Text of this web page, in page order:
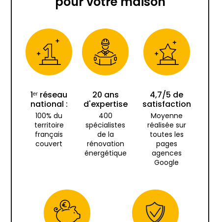
1ᵉʳ réseau
national :
100% du
territoire
français
couvert
20 ans
d'expertise
400
spécialistes
de la
rénovation
énergétique
4,7/5 de
satisfaction
Moyenne
réalisée sur
toutes les
pages
agences
Google